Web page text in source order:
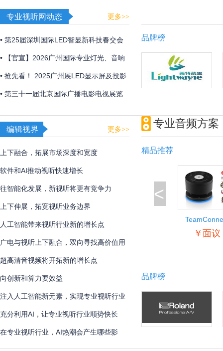
专业视听网动态 更多>>
• 第25届深圳国际LED智显新科技春交会
2026年初召开
• 【官宣】2026广州国际专业灯光、音响
展全新展区规划首发 ，全球招展正式启
动！
• 抢先看！ 2025广州展LED显示屏及投影
产品企业展品合集
• 第三十一届北京国际广播电影电视展览
品牌榜
编辑视界 更多>>
上下融合，拓展市场深度和宽度
软件和AI推动视听快速增长
往智能化发展，新视听将更有竞争力
上下伸展，拓宽视听业务边界
人工智能带来视听行业新的增长点
广电与视听上下融合，双向寻找高价值用
户
超高清音视频将开拓新的增长点
向创新和算力要效益
注入人工智能新元素，实现专业视听行业
创新
充分利用AI，让专业视听行业顺势快长
在专业视听行业，AI热潮会产生哪些影
专业音频方案
精品推荐
<
￥面议
品牌榜